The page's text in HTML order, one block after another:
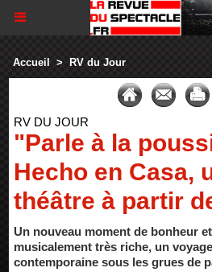
Accueil > RV du Jour
RV DU JOUR
"Parle à la
Hecho en Casa,
théâtre à partir
Un nouveau moment de bonheur
musicalement très riche, un
contemporaine sous les grues de